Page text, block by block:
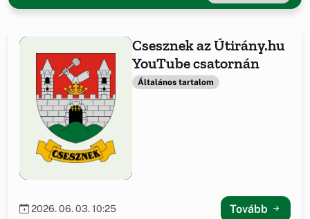
Csesznek az Útirány.hu
YouTube csatornán
Általános tartalom
2026. 06. 03. 10:25 Tovább